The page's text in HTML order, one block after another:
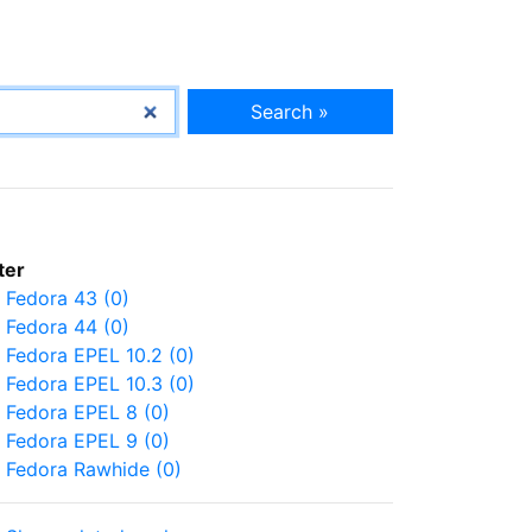
Search »
Fedora 43 (0)
Fedora 44 (0)
Fedora EPEL 10.2 (0)
Fedora EPEL 10.3 (0)
Fedora EPEL 8 (0)
Fedora EPEL 9 (0)
Fedora Rawhide (0)